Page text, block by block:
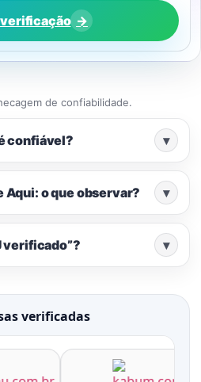
verificação →
de confiabilidade.
confiável? ▾
o que observar? ▾
verificado”? ▾
verificadas